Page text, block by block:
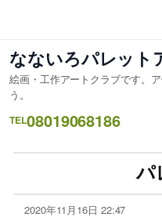
なないろパレット
絵画・工作アートクラブです。
う。
TEL08019068186
パ
2020年11月16日 22:47